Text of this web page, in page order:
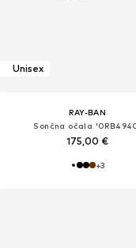
Unisex
RAY-BAN
Sončna očala
175,00 €
+3